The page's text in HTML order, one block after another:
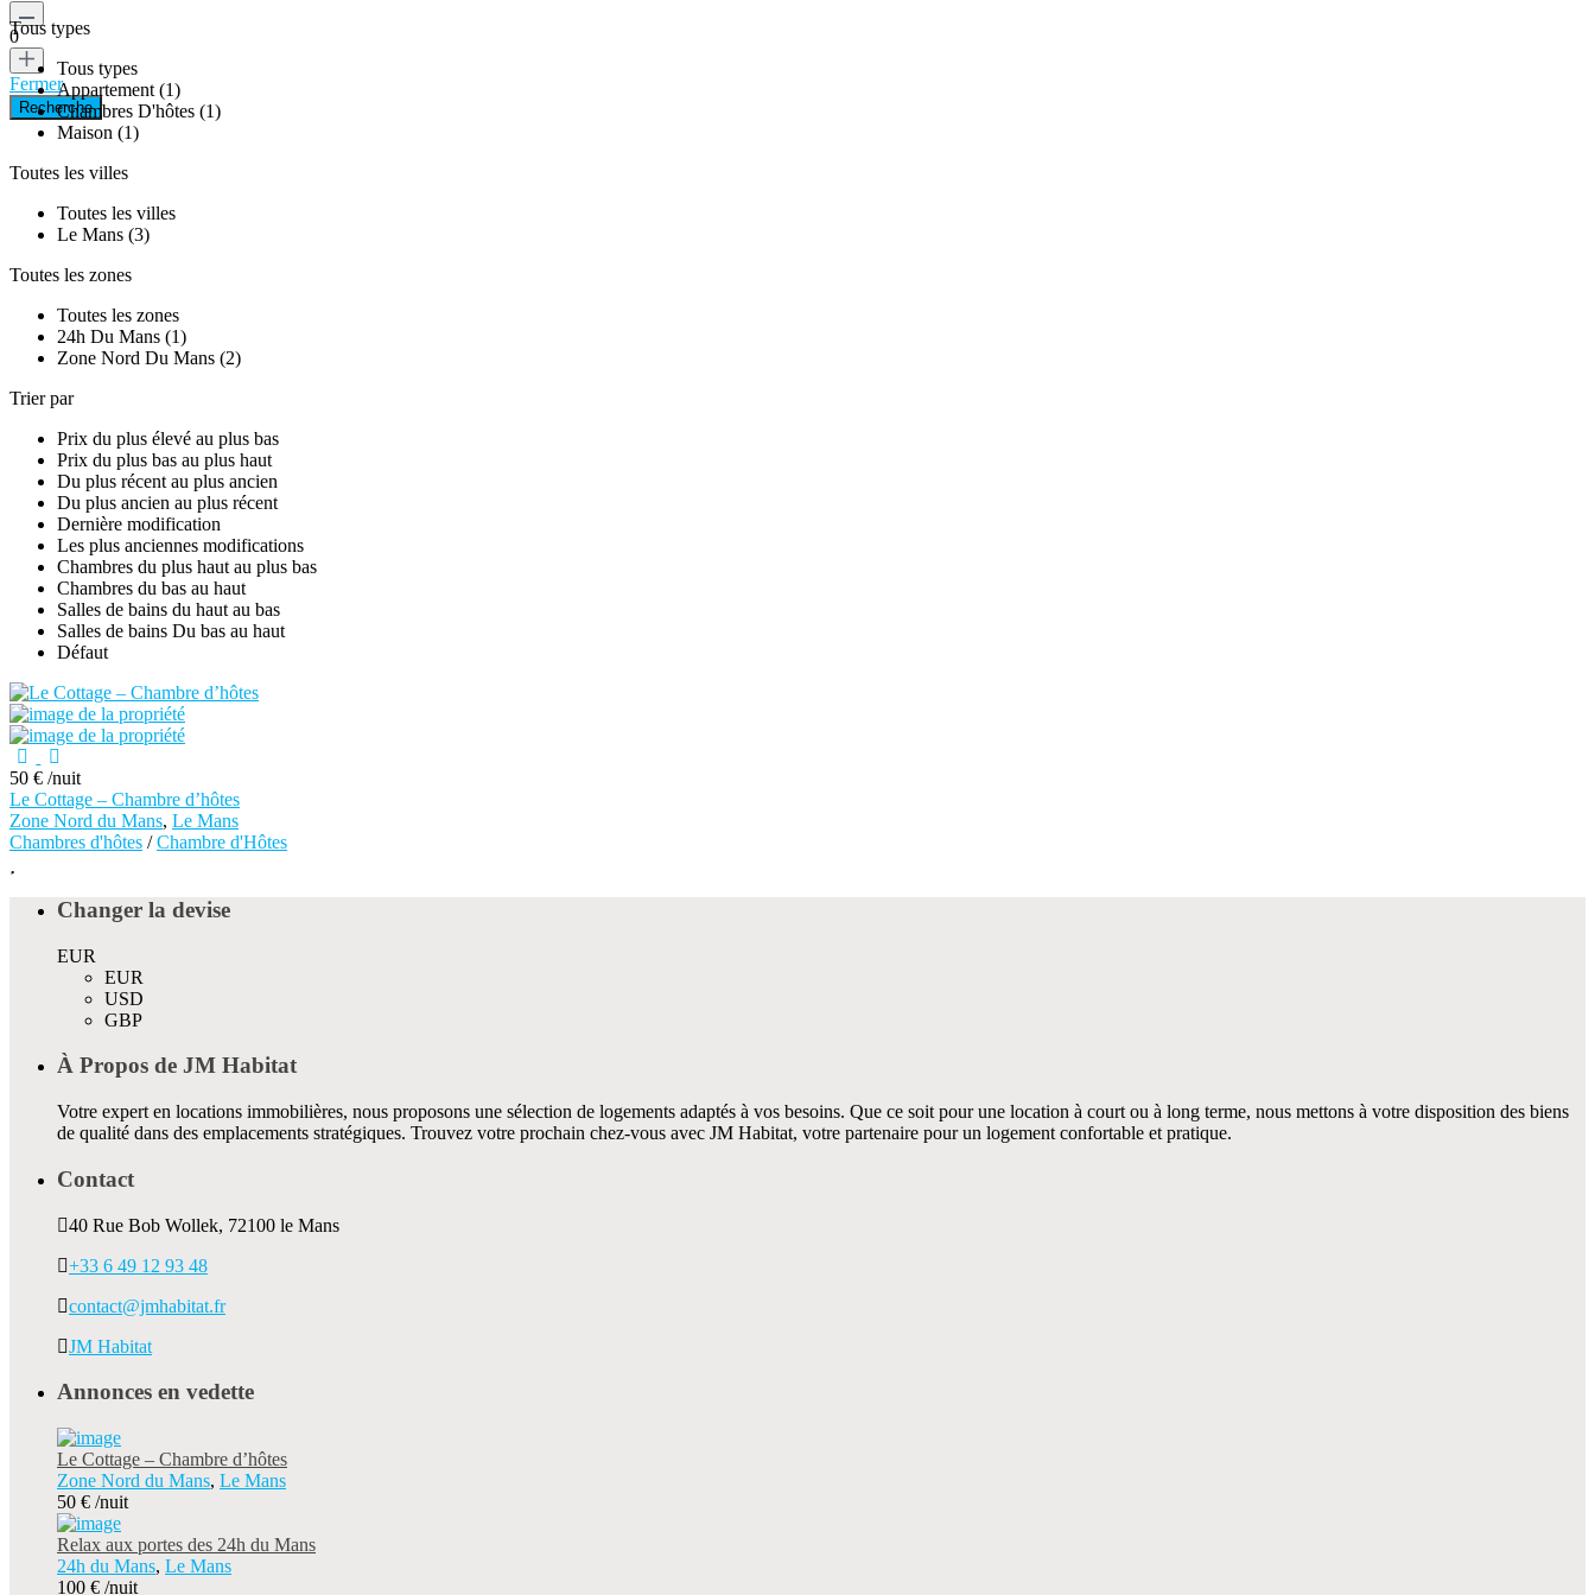
0
Fermer
Tous types
Tous types
Appartement (1)
Chambres D'hôtes (1)
Maison (1)
Toutes les villes
Toutes les villes
Le Mans (3)
Toutes les zones
Toutes les zones
24h Du Mans (1)
Zone Nord Du Mans (2)
Trier par
Prix ​​du plus élevé au plus bas
Prix ​​du plus bas au plus haut
Du plus récent au plus ancien
Du plus ancien au plus récent
Dernière modification
Les plus anciennes modifications
Chambres du plus haut au plus bas
Chambres du bas au haut
Salles de bains du haut au bas
Salles de bains Du bas au haut
Défaut
50 € /nuit
Le Cottage – Chambre d’hôtes
Zone Nord du Mans, Le Mans
Chambres d'hôtes /Chambre d'Hôtes
Changer la devise
EUR
EUR
USD
GBP
À Propos de JM Habitat
Votre expert en locations immobilières, nous proposons une sélection de logements adaptés à vos besoins. Que ce soit pour une location à court ou à long terme, nous mettons à votre disposition des biens
de qualité dans des emplacements stratégiques. Trouvez votre prochain chez-vous avec JM Habitat, votre partenaire pour un logement confortable et pratique.
Contact
40 Rue Bob Wollek, 72100 le Mans
+33 6 49 12 93 48
contact@jmhabitat.fr
JM Habitat
Annonces en vedette
Le Cottage – Chambre d’hôtes
Zone Nord du Mans, Le Mans
50 € /nuit
Relax aux portes des 24h du Mans
24h du Mans, Le Mans
100 € /nuit